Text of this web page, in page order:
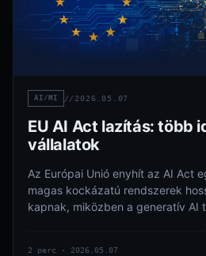
AI/MI // 2026.05.07
EU AI Act lazítás: több
vállalatok
Az Európai Unió enyhít az AI Act
magas kockázatú rendszerek
kapnak, miközben a generatív AI
2 perc · 2026.05.07